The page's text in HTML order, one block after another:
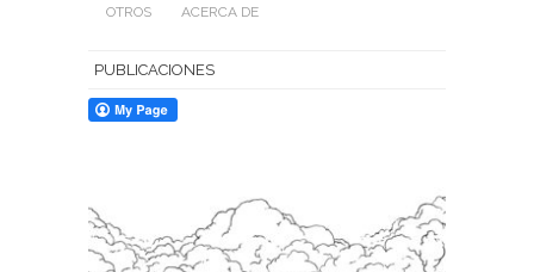
OTROS ACERCA DE
PUBLICACIONES